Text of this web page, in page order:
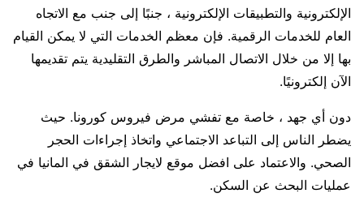
الإلكترونية والتطبيقات الإلكترونية ، جنبًا إلى جنب مع الاتجاه
العام للخدمات الرقمية. فإن معظم الخدمات التي لا يمكن القيام
بها إلا من خلال الاتصال المباشر والطرق التقليدية يتم تقديمها
الآن إلكترونيًا.
دون أي جهد ، خاصة مع تفشي مرض فيروس كورونا. حيث
يضطر الناس إلى التباعد الاجتماعي واتخاذ إجراءات الحجر
الصحي. والاعتماد على افضل موقع لايجار الشقق في المانيا في
عمليات البحث عن السكن.